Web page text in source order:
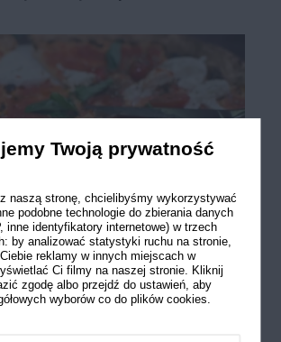
Twoją prywatność
naszą stronę, chcielibyśmy wykorzystywać
podobne technologie do zbierania danych
inne identyfikatory internetowe) w trzech
by analizować statystyki ruchu na stronie,
reklamy w innych miejscach w
Ci filmy na naszej stronie. Kliknij
zgodę albo przejdź do ustawień, aby
wyborów co do plików cookies.